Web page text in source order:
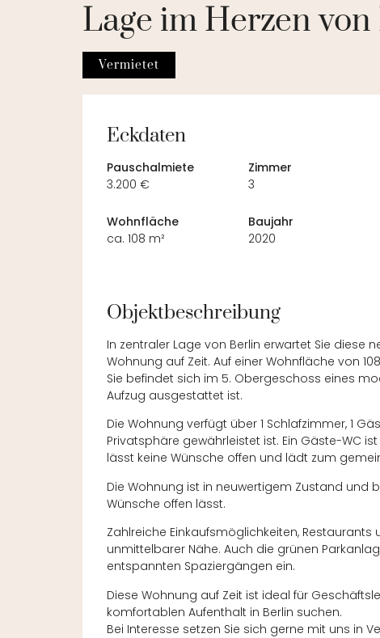
Lage im Herzen
Vermietet
Eckdaten
Pauschalmiete
3.200 €
Zimmer
3
Wohnfläche
ca. 108 m²
Baujahr
2020
Objektbeschreibung
In zentraler Lage von Berlin erwartet Sie
Wohnung auf Zeit. Auf einer Wohnfläche von
Sie befindet sich im 5. Obergeschoss eines
Aufzug ausgestattet ist.
Die Wohnung verfügt über 1 Schlafzimmer, 1
Privatsphäre gewährleistet ist. Ein Gäste-WC
lässt keine Wünsche offen und lädt zum
Die Wohnung ist in neuwertigem Zustand und
Wünsche offen lässt.
Zahlreiche Einkaufsmöglichkeiten,
unmittelbarer Nähe. Auch die grünen
entspannten Spaziergängen ein.
Diese Wohnung auf Zeit ist ideal für
komfortablen Aufenthalt in Berlin suchen.
Bei Interesse setzen Sie sich gerne mit uns in